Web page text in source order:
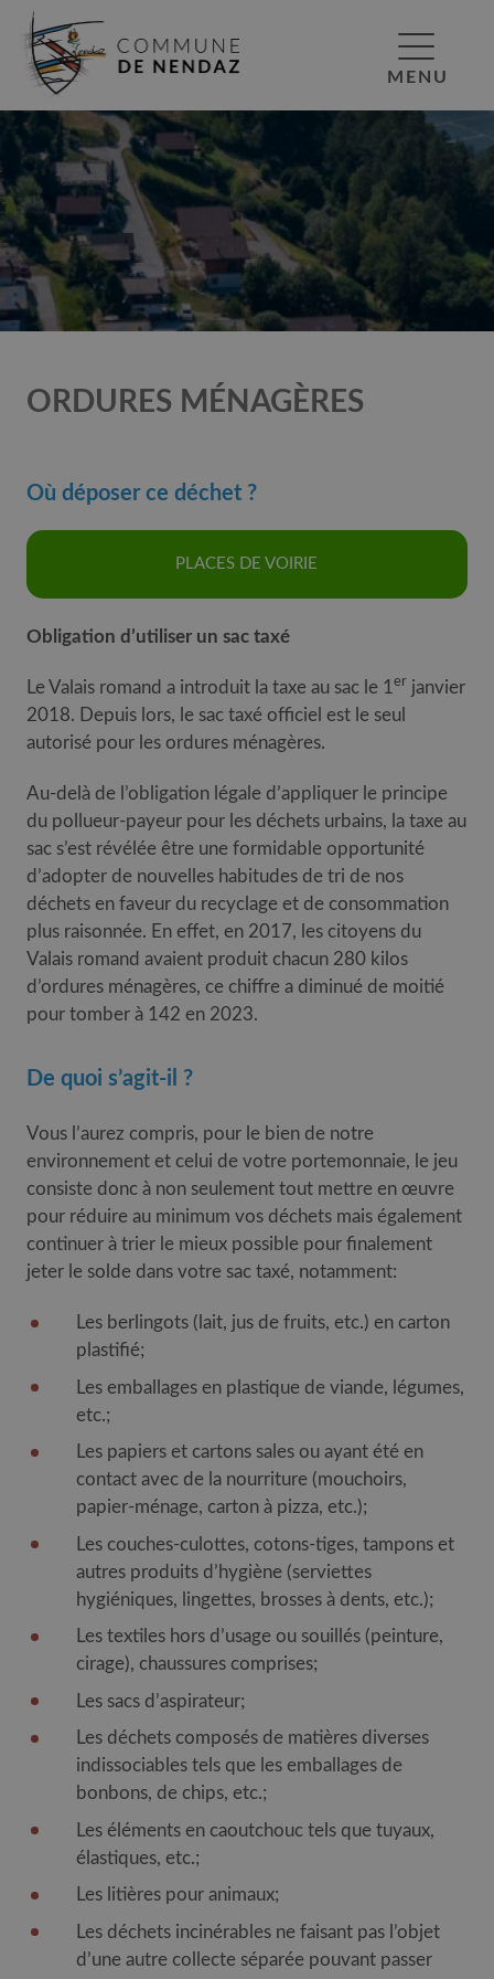
MENU
ORDURES MÉNAGÈRES
Où déposer ce déchet ?
PLACES DE VOIRIE
Obligation d’utiliser un sac taxé
Le Valais romand a introduit la taxe au sac le 1er janvier
2018. Depuis lors, le sac taxé officiel est le seul
autorisé pour les ordures ménagères.
Au-delà de l’obligation légale d’appliquer le principe
du pollueur-payeur pour les déchets urbains, la taxe au
sac s’est révélée être une formidable opportunité
d’adopter de nouvelles habitudes de tri de nos
déchets en faveur du recyclage et de consommation
plus raisonnée. En effet, en 2017, les citoyens du
Valais romand avaient produit chacun 280 kilos
d’ordures ménagères, ce chiffre a diminué de moitié
pour tomber à 142 en 2023.
De quoi s’agit-il ?
Vous l’aurez compris, pour le bien de notre
environnement et celui de votre portemonnaie, le jeu
consiste donc à non seulement tout mettre en œuvre
pour réduire au minimum vos déchets mais également
continuer à trier le mieux possible pour finalement
jeter le solde dans votre sac taxé, notamment:
Les berlingots (lait, jus de fruits, etc.) en carton
plastifié;
Les emballages en plastique de viande, légumes,
etc.;
Les papiers et cartons sales ou ayant été en
contact avec de la nourriture (mouchoirs,
papier-ménage, carton à pizza, etc.);
Les couches-culottes, cotons-tiges, tampons et
autres produits d’hygiène (serviettes
hygiéniques, lingettes, brosses à dents, etc.);
Les textiles hors d’usage ou souillés (peinture,
cirage), chaussures comprises;
Les sacs d’aspirateur;
Les déchets composés de matières diverses
indissociables tels que les emballages de
bonbons, de chips, etc.;
Les éléments en caoutchouc tels que tuyaux,
élastiques, etc.;
Les litières pour animaux;
Les déchets incinérables ne faisant pas l’objet
d’une autre collecte séparée pouvant passer